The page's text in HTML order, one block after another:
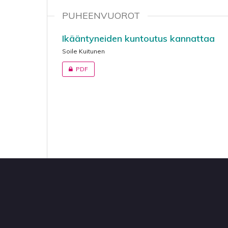
PUHEENVUOROT
Ikääntyneiden kuntoutus kannattaa
Soile Kuitunen
PDF